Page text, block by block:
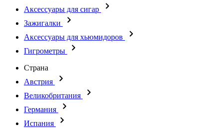
Аксессуары для сигар
Зажигалки
Аксессуары для хьюмидоров
Гигрометры
Страна
Австрия
Великобритания
Германия
Испания